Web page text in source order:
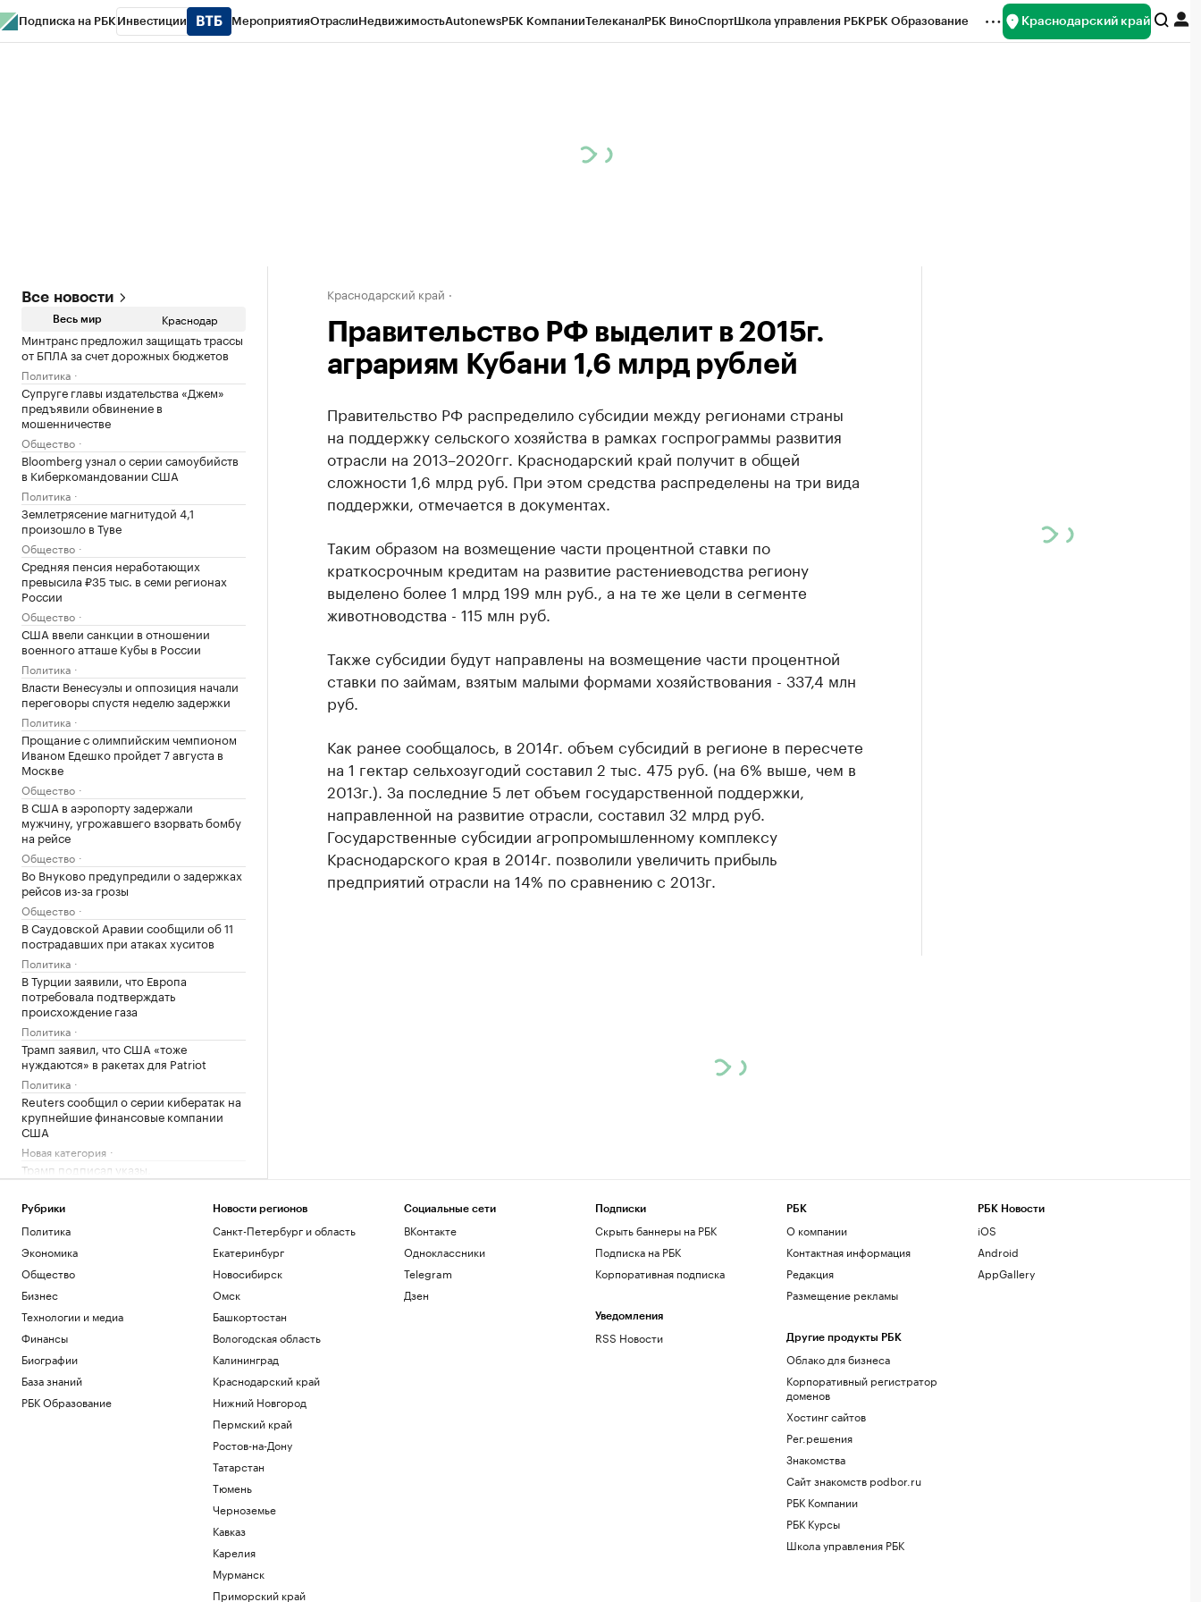
Подписка на РБК Инвестиции МероприятияОтраслиНедвижимостьAutonewsРБК КомпанииТелеканалРБК ВиноСпортШкола управления РБКРБК Образование Краснодарский край
Все новости
Весь мир Краснодар
Минтранс предложил защищать трассы
от БПЛА за счет дорожных бюджетов
Политика
Супруге главы издательства «Джем»
предъявили обвинение в
мошенничестве
Общество
Bloomberg узнал о серии самоубийств
в Киберкомандовании США
Политика
Землетрясение магнитудой 4,1
произошло в Туве
Общество
Средняя пенсия неработающих
превысила ₽35 тыс. в семи регионах
России
Общество
США ввели санкции в отношении
военного атташе Кубы в России
Политика
Власти Венесуэлы и оппозиция начали
переговоры спустя неделю задержки
Политика
Прощание с олимпийским чемпионом
Иваном Едешко пройдет 7 августа в
Москве
Общество
В США в аэропорту задержали
мужчину, угрожавшего взорвать бомбу
на рейсе
Общество
Во Внуково предупредили о задержках
рейсов из-за грозы
Общество
В Саудовской Аравии сообщили об 11
пострадавших при атаках хуситов
Политика
В Турции заявили, что Европа
потребовала подтверждать
происхождение газа
Политика
Трамп заявил, что США «тоже
нуждаются» в ракетах для Patriot
Политика
Reuters сообщил о серии кибератак на
крупнейшие финансовые компании
США
Новая категория
Трамп подписал указы,
ограничивающие право на
Политика
В Пензенской области ввели план
«Ковер»
Политика
Четыре человека погибли при взрыве в
автобусе в Сирии
Общество
В Африке поддержали Инфантино
после скандала с продажей прав ЧМ
Спорт
Запасы газа в Европе на минимуме. Что
будет зимой
Экс-глава Mind Money признала вину
по «делу брокеров» о хищении ₽7 млрд
Краснодарский край
Правительство РФ выделит в 2015г.
аграриям Кубани 1,6 млрд рублей
Правительство РФ распределило субсидии между регионами страны
на поддержку сельского хозяйства в рамках госпрограммы развития
отрасли на 2013–2020гг. Краснодарский край получит в общей
сложности 1,6 млрд руб. При этом средства распределены на три вида
поддержки, отмечается в документах.
Таким образом на возмещение части процентной ставки по
краткосрочным кредитам на развитие растениеводства региону
выделено более 1 млрд 199 млн руб., а на те же цели в сегменте
животноводства - 115 млн руб.
Также субсидии будут направлены на возмещение части процентной
ставки по займам, взятым малыми формами хозяйствования - 337,4 млн
руб.
Как ранее сообщалось, в 2014г. объем субсидий в регионе в пересчете
на 1 гектар сельхозугодий составил 2 тыс. 475 руб. (на 6% выше, чем в
2013г.). За последние 5 лет объем государственной поддержки,
направленной на развитие отрасли, составил 32 млрд руб.
Государственные субсидии агропромышленному комплексу
Краснодарского края в 2014г. позволили увеличить прибыль
предприятий отрасли на 14% по сравнению с 2013г.
Рубрики
Политика
Экономика
Общество
Бизнес
Технологии и медиа
Финансы
Биографии
База знаний
РБК Образование
Новости регионов
Санкт-Петербург и область
Екатеринбург
Новосибирск
Омск
Башкортостан
Вологодская область
Калининград
Краснодарский край
Нижний Новгород
Пермский край
Ростов-на-Дону
Татарстан
Тюмень
Черноземье
Кавказ
Карелия
Мурманск
Приморский край
Социальные сети
ВКонтакте
Одноклассники
Telegram
Дзен
Подписки
Скрыть баннеры на РБК
Подписка на РБК
Корпоративная подписка
Уведомления
RSS Новости
РБК
О компании
Контактная информация
Редакция
Размещение рекламы
Другие продукты РБК
Облако для бизнеса
Корпоративный регистратор
доменов
Хостинг сайтов
Рег.решения
Знакомства
Сайт знакомств podbor.ru
РБК Компании
РБК Курсы
Школа управления РБК
РБК Новости
iOS
Android
AppGallery